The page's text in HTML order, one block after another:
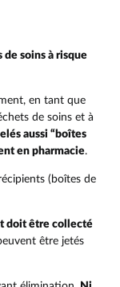
de soins à risque
en tant que
de soins et à
aussi “boîtes
en pharmacie.
(boîtes de
doit être collecté
être jetés